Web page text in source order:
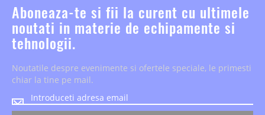
Aboneaza-te si fii la curent cu ultimele
noutati in materie de echipamente si
tehnologii.
Noutatile despre evenimente si ofertele speciale, le primesti
chiar la tine pe mail.
Noutatile
despre